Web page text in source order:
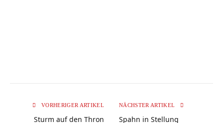
VORHERIGER ARTIKEL
Sturm auf den Thron
NÄCHSTER ARTIKEL
Spahn in Stellung